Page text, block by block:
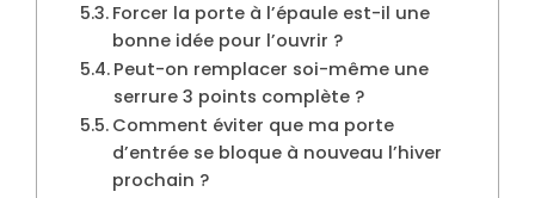
Forcer la porte à l’épaule est-il une
bonne idée pour l’ouvrir ?
Peut-on remplacer soi-même une
serrure 3 points complète ?
Comment éviter que ma porte
d’entrée se bloque à nouveau l’hiver
prochain ?